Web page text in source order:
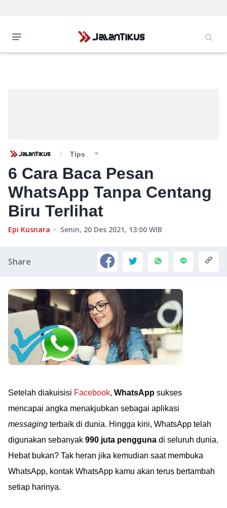
Tips
6 Cara Baca Pesan
WhatsApp Tanpa Centang
Biru Terlihat
Epi Kusnara Senin, 20 Des 2021, 13:00 WIB
Share
Setelah diakuisisi Facebook, WhatsApp sukses
mencapai angka menakjubkan sebagai aplikasi
messaging terbaik di dunia. Hingga kini, WhatsApp telah
digunakan sebanyak 990 juta pengguna di seluruh dunia.
Hebat bukan? Tak heran jika kemudian saat membuka
WhatsApp, kontak WhatsApp kamu akan terus bertambah
setiap harinya.